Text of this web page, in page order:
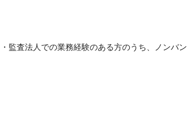
監査法人での業務経験のある方のうち、ノンバン